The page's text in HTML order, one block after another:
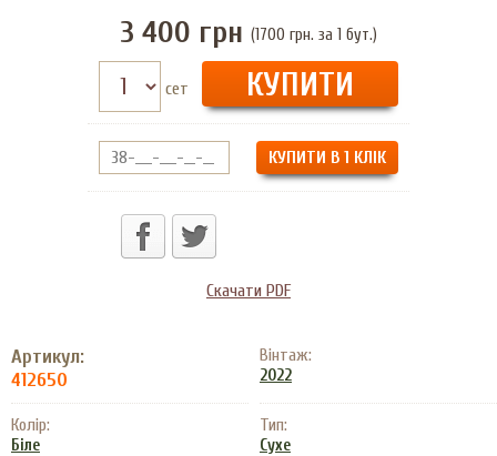
3 400 грн (1700 грн. за 1 бут.)
сет
КУПИТИ В 1 КЛІК
Скачати PDF
Артикул:
412650
Вінтаж:
2022
Колір:
Біле
Тип:
Сухе